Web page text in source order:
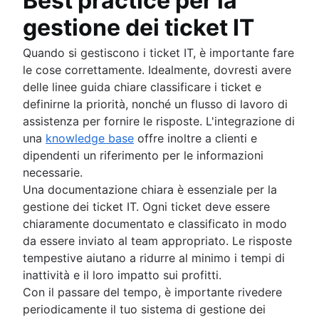
gestione dei ticket IT
Quando si gestiscono i ticket IT, è importante fare
le cose correttamente. Idealmente, dovresti avere
delle linee guida chiare classificare i ticket e
definirne la priorità, nonché un flusso di lavoro di
assistenza per fornire le risposte. L'integrazione di
una knowledge base offre inoltre a clienti e
dipendenti un riferimento per le informazioni
necessarie.
Una documentazione chiara è essenziale per la
gestione dei ticket IT. Ogni ticket deve essere
chiaramente documentato e classificato in modo
da essere inviato al team appropriato. Le risposte
tempestive aiutano a ridurre al minimo i tempi di
inattività e il loro impatto sui profitti.
Con il passare del tempo, è importante rivedere
periodicamente il tuo sistema di gestione dei